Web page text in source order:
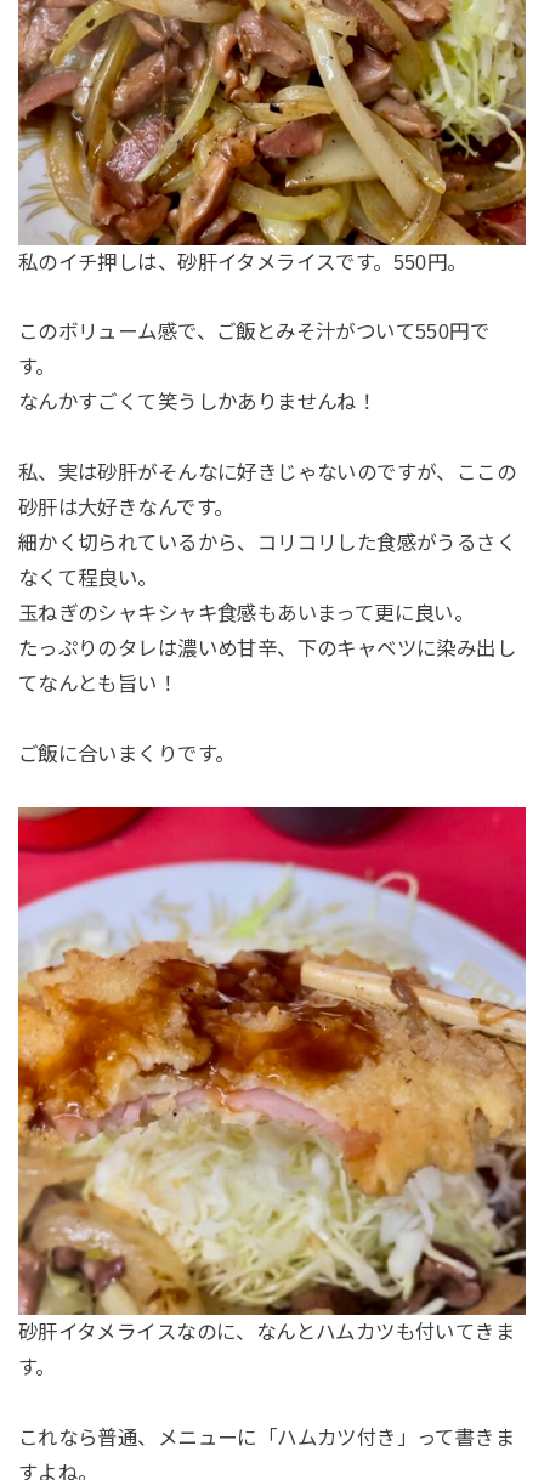
私のイチ押しは、砂肝イタメライスです。550円。
このボリューム感で、ご飯とみそ汁がついて550円で
す。
なんかすごくて笑うしかありませんね！
私、実は砂肝がそんなに好きじゃないのですが、ここの
砂肝は大好きなんです。
細かく切られているから、コリコリした食感がうるさく
なくて程良い。
玉ねぎのシャキシャキ食感もあいまって更に良い。
たっぷりのタレは濃いめ甘辛、下のキャベツに染み出し
てなんとも旨い！
ご飯に合いまくりです。
砂肝イタメライスなのに、なんとハムカツも付いてきま
す。
これなら普通、メニューに「ハムカツ付き」って書きま
すよね。